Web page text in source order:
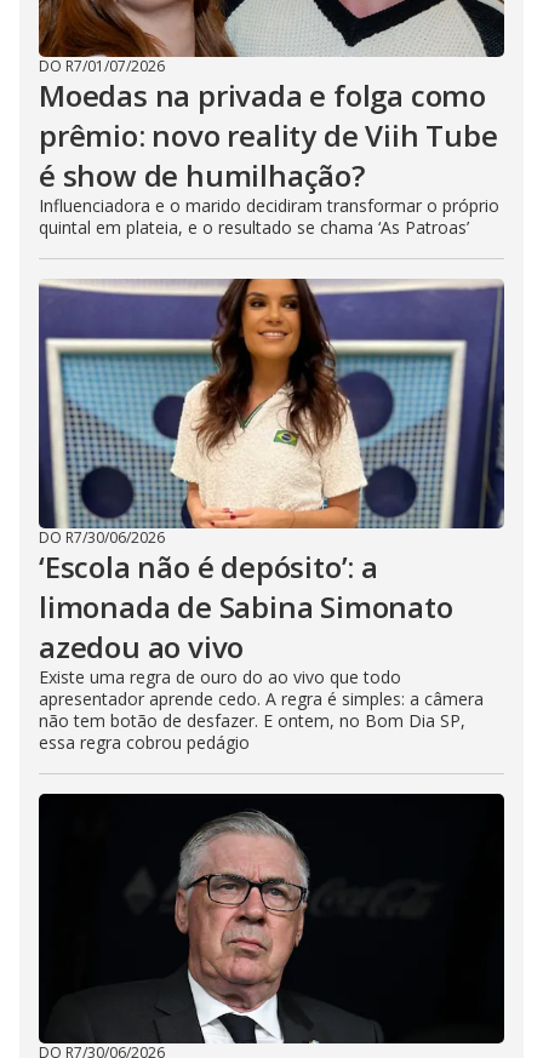
DO R7/01/07/2026
Moedas na privada e folga como
prêmio: novo reality de Viih Tube
é show de humilhação?
Influenciadora e o marido decidiram transformar o próprio
quintal em plateia, e o resultado se chama ‘As Patroas’
DO R7/30/06/2026
‘Escola não é depósito’: a
limonada de Sabina Simonato
azedou ao vivo
Existe uma regra de ouro do ao vivo que todo
apresentador aprende cedo. A regra é simples: a câmera
não tem botão de desfazer. E ontem, no Bom Dia SP,
essa regra cobrou pedágio
DO R7/30/06/2026